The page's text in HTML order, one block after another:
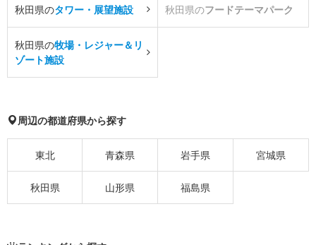
秋田県のタワー・展望施設 秋田県のフードテーマパーク
秋田県の牧場・レジャー＆リ
ゾート施設
周辺の都道府県から探す
東北 青森県 岩手県 宮城県
秋田県 山形県 福島県